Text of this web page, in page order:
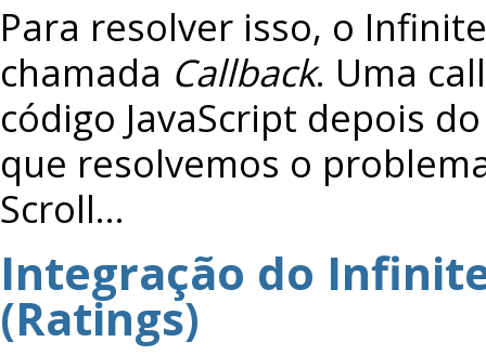
Para resolver isso, o
chamada Callback. Uma
código JavaScript depois
que resolvemos o
Scroll…
Integração do
(Ratings)